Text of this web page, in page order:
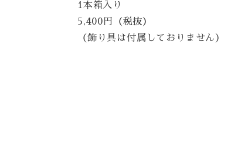
1本箱入り
5,400円（税抜）
（飾り具は付属しておりません）